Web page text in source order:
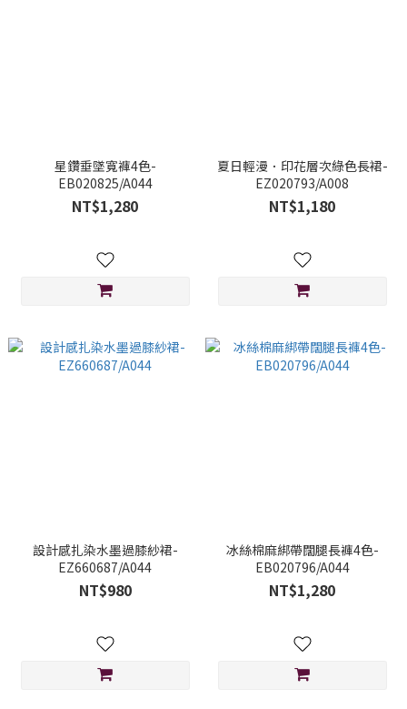
星鑽垂墜寬褲4色-
EB020825/A044
NT$1,280
夏日輕漫．印花層次綠色長裙-
EZ020793/A008
NT$1,180
設計感扎染水墨過膝紗裙-
EZ660687/A044
NT$980
冰絲棉麻綁帶闊腿長褲4色-
EB020796/A044
NT$1,280